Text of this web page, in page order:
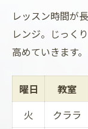
レッスン時間が
レンジ。じっく
高めていきます。
曜日 教室
火
クララ